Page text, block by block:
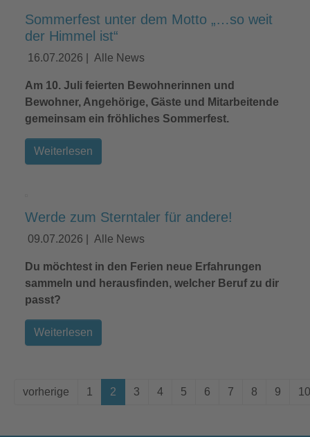
Sommerfest unter dem Motto „…so weit
der Himmel ist“
16.07.2026 Alle News
Am 10. Juli feierten Bewohnerinnen und
Bewohner, Angehörige, Gäste und Mitarbeitende
gemeinsam ein fröhliches Sommerfest.
Weiterlesen
Werde zum Sterntaler für andere!
09.07.2026 Alle News
Du möchtest in den Ferien neue Erfahrungen
sammeln und herausfinden, welcher Beruf zu dir
passt?
Weiterlesen
vorherige 1 2 3 4 5 6 7 8 9 10